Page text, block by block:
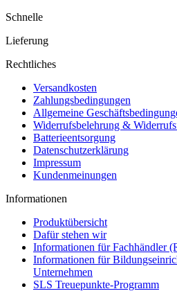
Schnelle
Lieferung
Rechtliches
Versandkosten
Zahlungsbedingungen
Allgemeine
Widerrufsbelehrung &
Batterieentsorgung
Datenschutzerklärung
Impressum
Kundenmeinungen
Informationen
Produktübersicht
Dafür stehen wir
Informationen für Fachhändler
Informationen für
Unternehmen
SLS Treuepunkte-Programm